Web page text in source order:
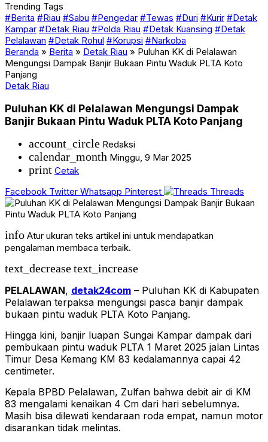
Trending Tags
#Berita #Riau #Sabu #Pengedar #Tewas #Duri #Kurir #Detak
Kampar #Detak Riau #Polda Riau #Detak Kuansing #Detak
Pelalawan #Detak Rohul #Korupsi #Narkoba
Beranda » Berita » Detak Riau » Puluhan KK di Pelalawan
Mengungsi Dampak Banjir Bukaan Pintu Waduk PLTA Koto
Panjang
Detak Riau
Puluhan KK di Pelalawan Mengungsi Dampak
Banjir Bukaan Pintu Waduk PLTA Koto Panjang
account_circle Redaksi
calendar_month Minggu, 9 Mar 2025
print Cetak
Facebook Twitter Whatsapp Pinterest Threads
info Atur ukuran teks artikel ini untuk mendapatkan
pengalaman membaca terbaik.
text_decreasetext_increase
PELALAWAN, detak24com – Puluhan KK di Kabupaten
Pelalawan terpaksa mengungsi pasca banjir dampak
bukaan pintu waduk PLTA Koto Panjang.
Hingga kini, banjir luapan Sungai Kampar dampak dari
pembukaan pintu waduk PLTA 1 Maret 2025 jalan Lintas
Timur Desa Kemang KM 83 kedalamannya capai 42
centimeter.
Kepala BPBD Pelalawan, Zulfan bahwa debit air di KM
83 mengalami kenaikan 4 Cm dari hari sebelumnya.
Masih bisa dilewati kendaraan roda empat, namun motor
disarankan tidak melintas.